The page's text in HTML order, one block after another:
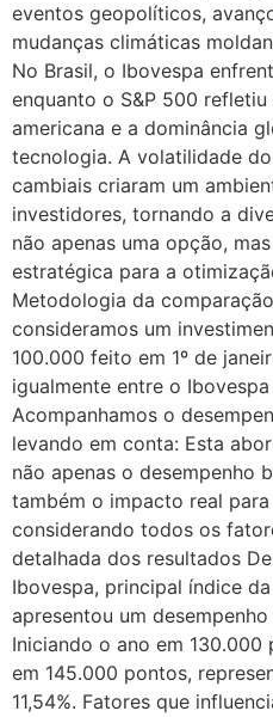
eventos geopolíticos,
mudanças climáticas
No Brasil, o Ibovespa
enquanto o S&P 500
americana e a dominância
tecnologia. A volatilidade
cambiais criaram um
investidores, tornando a
não apenas uma opção,
estratégica para a
Metodologia da
consideramos um
100.000 feito em 1º de
igualmente entre o
Acompanhamos o
levando em conta: Esta
não apenas o desempenho
também o impacto real
considerando todos os
detalhada dos resultados
Ibovespa, principal índice
apresentou um
Iniciando o ano em
em 145.000 pontos,
11,54%. Fatores que